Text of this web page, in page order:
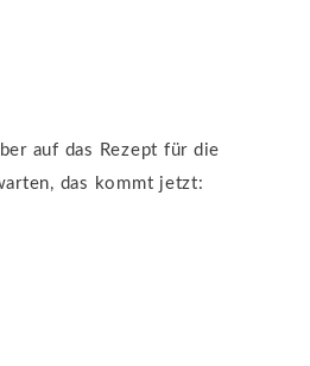
auf das Rezept für die
das kommt jetzt: